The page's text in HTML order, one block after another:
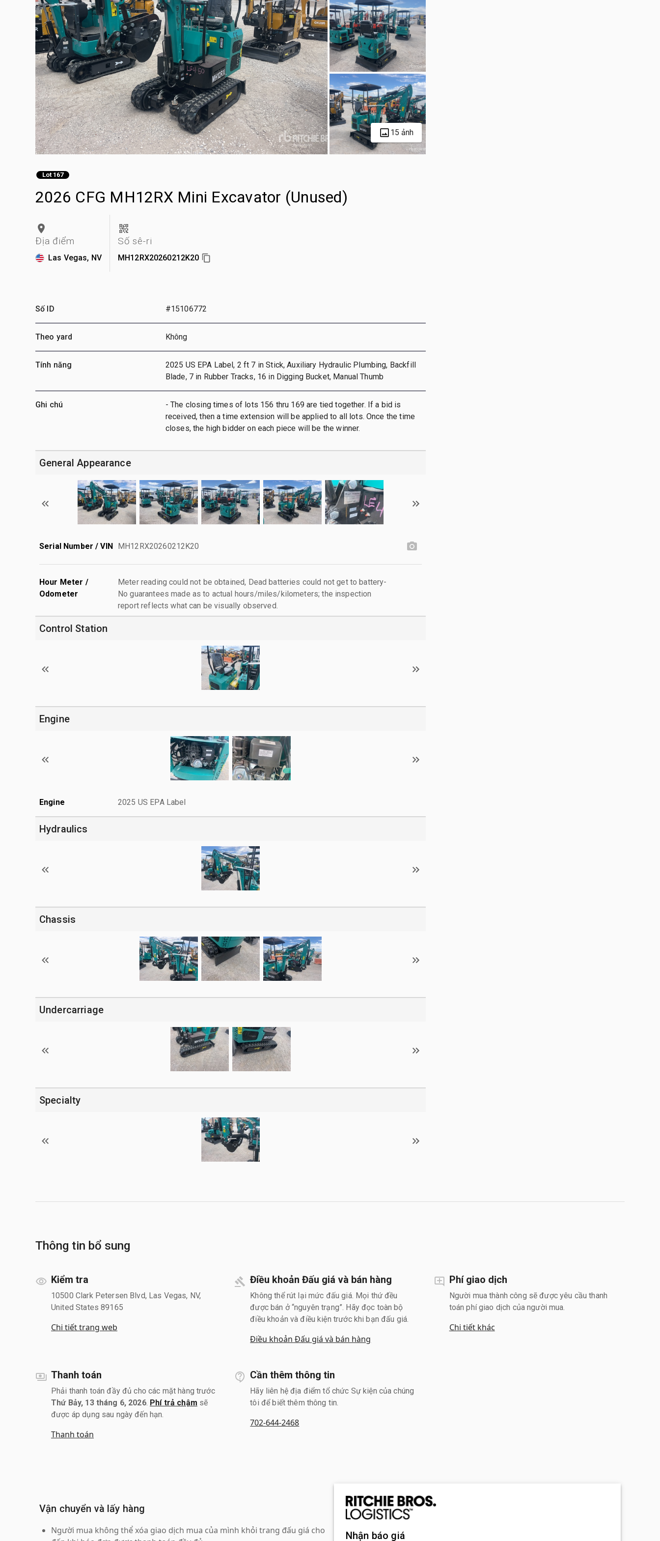
15 ảnh
Lot 167
2026 CFG MH12RX Mini Excavator (Unused)
Địa điểm
Las Vegas, NV
Số sê-ri
MH12RX20260212K20
Số ID #15106772
Theo yard Không
Tính năng
2025 US EPA Label, 2 ft 7 in Stick, Auxiliary Hydraulic Plumbing, Backfill
Blade, 7 in Rubber Tracks, 16 in Digging Bucket, Manual Thumb
Ghi chú
- The closing times of lots 156 thru 169 are tied together. If a bid is
received, then a time extension will be applied to all lots. Once the time
closes, the high bidder on each piece will be the winner.
General Appearance
Serial Number / VIN MH12RX20260212K20
Hour Meter /
Odometer
Meter reading could not be obtained, Dead batteries could not get to battery-
No guarantees made as to actual hours/miles/kilometers; the inspection
report reflects what can be visually observed.
Control Station
Engine
Engine 2025 US EPA Label
Hydraulics
Chassis
Undercarriage
Specialty
Thông tin bổ sung
Kiểm tra
10500 Clark Petersen Blvd, Las Vegas, NV,
United States 89165
Chi tiết trang web
Điều khoản Đấu giá và bán hàng
Không thể rút lại mức đấu giá. Mọi thứ đều
được bán ở “nguyên trạng”. Hãy đọc toàn bộ
điều khoản và điều kiện trước khi bạn đấu giá.
Điều khoản Đấu giá và bán hàng
Phí giao dịch
Người mua thành công sẽ được yêu cầu thanh
toán phí giao dịch của người mua.
Chi tiết khác
Thanh toán
Phải thanh toán đầy đủ cho các mặt hàng trước
Thứ Bảy, 13 tháng 6, 2026. Phí trả chậm sẽ
được áp dụng sau ngày đến hạn.
Thanh toán
Cần thêm thông tin
Hãy liên hệ địa điểm tổ chức Sự kiện của chúng
tôi để biết thêm thông tin.
702-644-2468
Vận chuyển và lấy hàng
Người mua không thể xóa giao dịch mua của mình khỏi trang đấu giá cho
Nhận báo giá